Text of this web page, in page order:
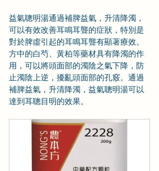
益氣聰明湯通過補脾益氣，升清降濁，
可以有效改善耳鳴耳聾的症狀，特別是
對於脾虛引起的耳鳴耳聾有顯著療效。
方中的白芍、黃柏等藥材具有降濁的作
用，可以將頭面部的濁陰之氣下降，防
止濁陰上逆，擾亂頭面部的孔竅。通過
補脾益氣，升清降濁，益氣聰明湯可以
達到耳聰目明的效果。